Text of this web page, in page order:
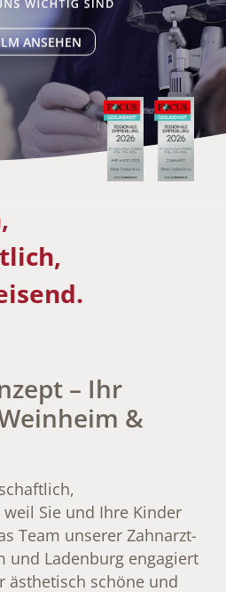
ANSEHEN
– Ihr
&
Sie und Ihre Kinder
Team unserer Zahnarzt-
und Ladenburg engagiert
ästhetisch schöne und